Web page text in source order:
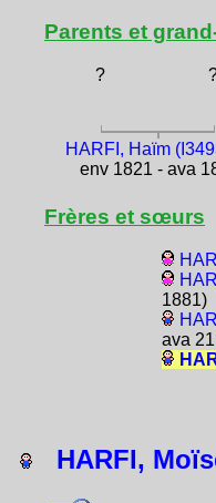
Parents et
?
HARFI, Haïm
env 1821 - ava
Frères et sœurs
1881)
ava
HARFI,